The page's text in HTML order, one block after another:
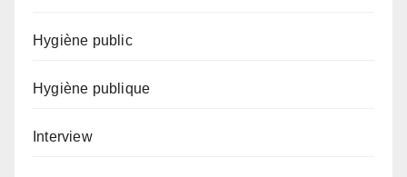
Hygiène public
Hygiène publique
Interview